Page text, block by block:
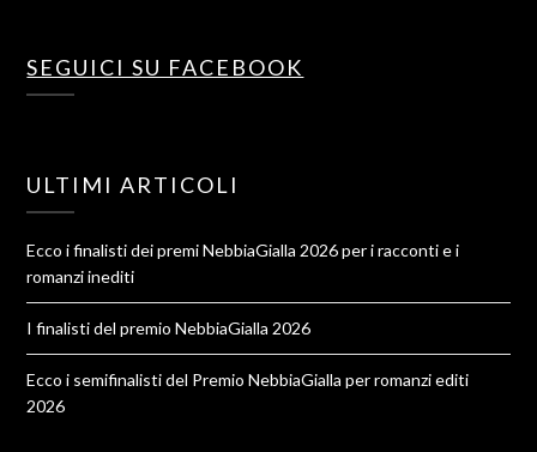
SEGUICI SU FACEBOOK
ULTIMI ARTICOLI
Ecco i finalisti dei premi NebbiaGialla 2026 per i racconti e i
romanzi inediti
I finalisti del premio NebbiaGialla 2026
Ecco i semifinalisti del Premio NebbiaGialla per romanzi editi
2026